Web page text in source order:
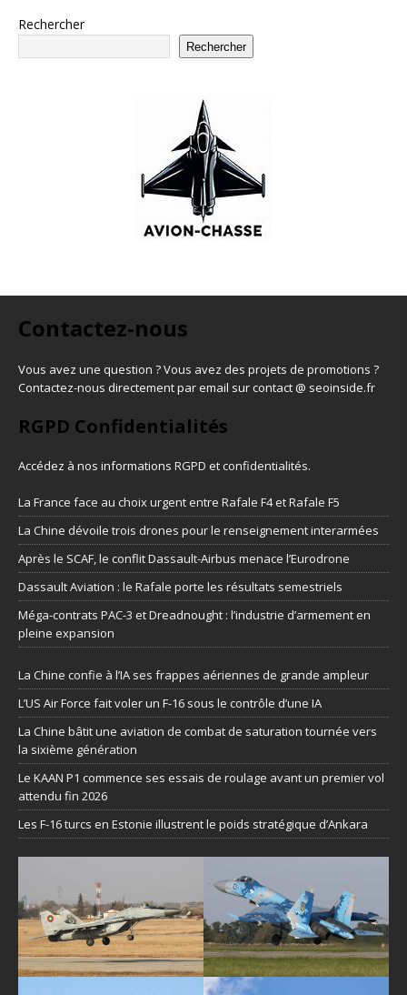
Rechercher
Rechercher
Contactez-nous
Vous avez une question ? Vous avez des projets de promotions ?
Contactez-nous directement par email sur contact @ seoinside.fr
RGPD Confidentialités
Accédez à nos informations RGPD et confidentialités.
La France face au choix urgent entre Rafale F4 et Rafale F5
La Chine dévoile trois drones pour le renseignement interarmées
Après le SCAF, le conflit Dassault-Airbus menace l’Eurodrone
Dassault Aviation : le Rafale porte les résultats semestriels
Méga-contrats PAC-3 et Dreadnought : l’industrie d’armement en
pleine expansion
La Chine confie à l’IA ses frappes aériennes de grande ampleur
L’US Air Force fait voler un F-16 sous le contrôle d’une IA
La Chine bâtit une aviation de combat de saturation tournée vers
la sixième génération
Le KAAN P1 commence ses essais de roulage avant un premier vol
attendu fin 2026
Les F-16 turcs en Estonie illustrent le poids stratégique d’Ankara